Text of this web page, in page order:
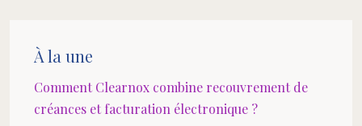
À la une
Comment Clearnox combine recouvrement de
créances et facturation électronique ?